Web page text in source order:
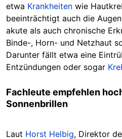
etwa Krankheiten wie
beeinträchtigt auch die Augen
akute als auch chronische
Binde-, Horn- und Netzhaut
Darunter fällt etwa eine
Entzündungen oder sogar
Fachleute empfehlen
Sonnenbrillen
Laut Horst Helbig, Direktor